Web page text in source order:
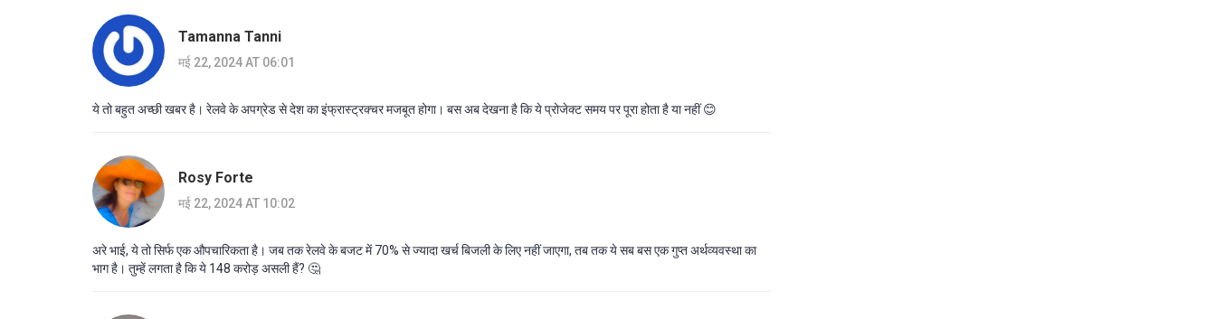
Tamanna Tanni
मई 22, 2024 AT 06:01
ये तो बहुत अच्छी खबर है। रेलवे के अपग्रेड से देश का इंफ्रास्ट्रक्चर मजबूत होगा। बस अब देखना है कि ये प्रोजेक्ट समय पर पूरा होता है या नहीं 😊
Rosy Forte
मई 22, 2024 AT 10:02
अरे भाई, ये तो सिर्फ एक औपचारिकता है। जब तक रेलवे के बजट में 70% से ज्यादा खर्च बिजली के लिए नहीं जाएगा, तब तक ये सब बस एक गुप्त अर्थव्यवस्था का
भाग है। तुम्हें लगता है कि ये 148 करोड़ असली हैं? 🤔